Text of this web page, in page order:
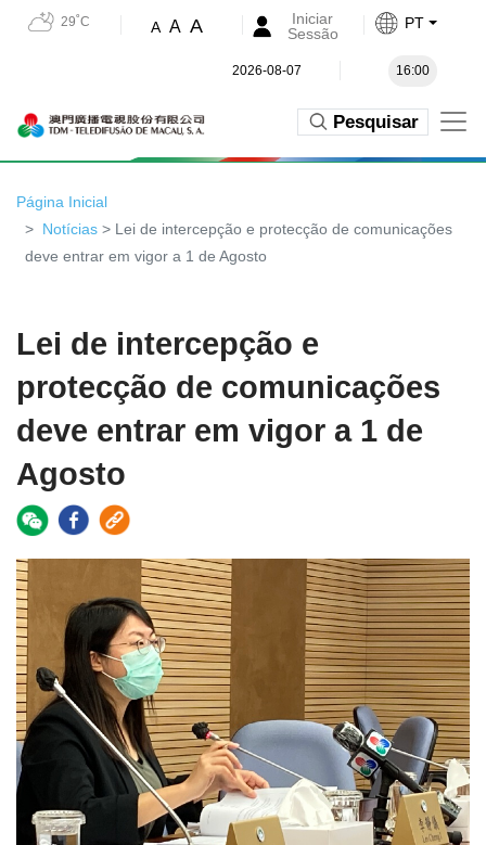
29˚C A A A
Iniciar
Sessão
PT
2026-08-07 16:00
Pesquisar
Página Inicial
Notícias > Lei de intercepção e protecção de comunicações
deve entrar em vigor a 1 de Agosto
Lei de intercepção e
protecção de comunicações
deve entrar em vigor a 1 de
Agosto